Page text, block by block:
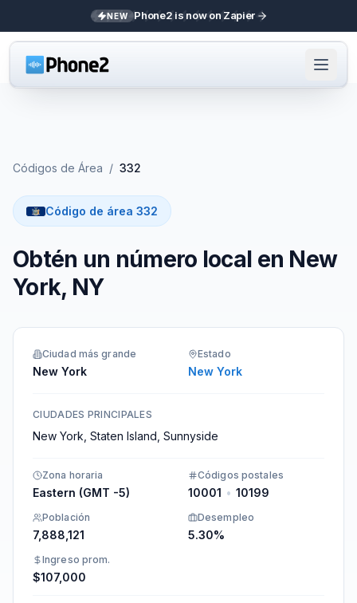
NEW Phone2 is now on Zapier
Códigos de Área / 332
Código de área 332
Obtén un número local en New
York, NY
Ciudad más grande
New York
Estado
New York
CIUDADES PRINCIPALES
New York, Staten Island, Sunnyside
Zona horaria
Eastern (GMT -5)
Códigos postales
10001 • 10199
Población
7,888,121
Desempleo
5.30%
Ingreso prom.
$107,000